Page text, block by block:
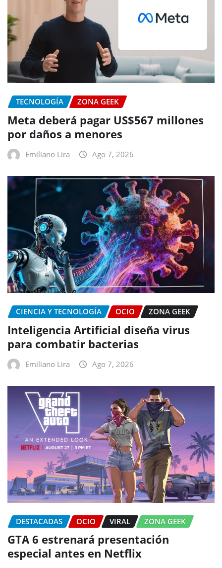
TECNOLOGÍA ZONA GEEK
Meta deberá pagar US$567 millones
por daños a menores
Emiliano Lira Ago 7, 2026
CIENCIA Y TECNOLOGÍA OCIO ZONA GEEK
Inteligencia Artificial diseña virus
para combatir bacterias
Emiliano Lira Ago 7, 2026
DESTACADAS OCIO VIRAL ZONA GEEK
GTA 6 estrenará presentación
especial antes en Netflix